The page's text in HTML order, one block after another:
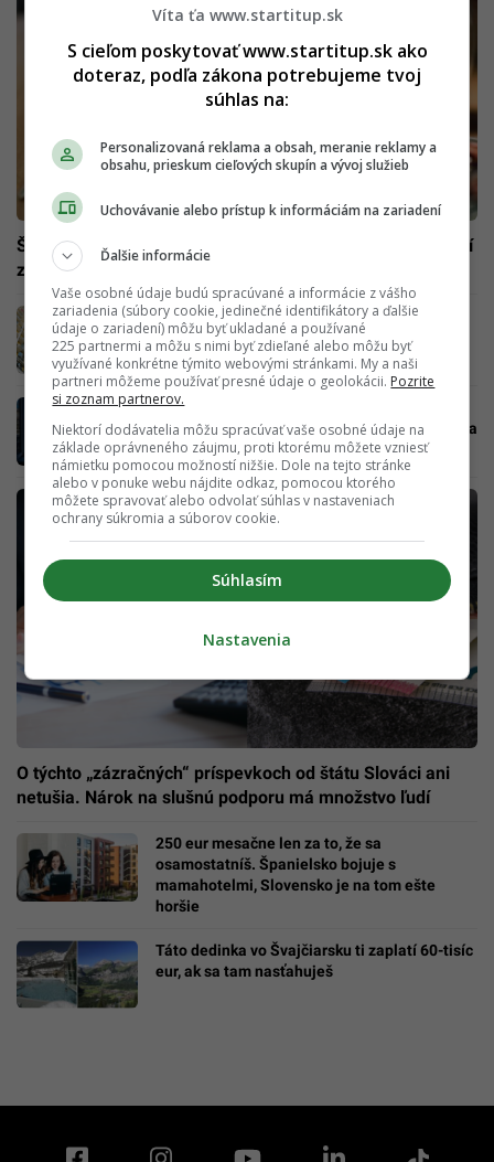
Štát ti prispeje na bývanie vyššou sumou. Od 15. júla platí
zmena v príspevkoch pre Slovákov
Tisícky Slovákov čaká zvýšenie dôležitého
príspevku. Na bývanie ti štát dá od tohto
dátumu viac
Slováci si môžu prilepšiť o desiatky eur.
Štátny príspevok na bývanie sa týka množstva
ľudí
O týchto „zázračných“ príspevkoch od štátu Slováci ani
netušia. Nárok na slušnú podporu má množstvo ľudí
250 eur mesačne len za to, že sa
osamostatníš. Španielsko bojuje s
mamahotelmi, Slovensko je na tom ešte
horšie
Táto dedinka vo Švajčiarsku ti zaplatí 60-tisíc
eur, ak sa tam nasťahuješ
Víta ťa www.startitup.sk
S cieľom poskytovať www.startitup.sk ako
doteraz, podľa zákona potrebujeme tvoj
súhlas na:
Personalizovaná reklama a obsah, meranie reklamy a
obsahu, prieskum cieľových skupín a vývoj služieb
Uchovávanie alebo prístup k informáciám na zariadení
Ďalšie informácie
Vaše osobné údaje budú spracúvané a informácie z vášho
zariadenia (súbory cookie, jedinečné identifikátory a ďalšie
údaje o zariadení) môžu byť ukladané a používané
225 partnermi a môžu s nimi byť zdieľané alebo môžu byť
využívané konkrétne týmito webovými stránkami. My a naši
partneri môžeme používať presné údaje o geolokácii. Pozrite
si zoznam partnerov.
Niektorí dodávatelia môžu spracúvať vaše osobné údaje na
základe oprávneného záujmu, proti ktorému môžete vzniesť
námietku pomocou možností nižšie. Dole na tejto stránke
alebo v ponuke webu nájdite odkaz, pomocou ktorého
môžete spravovať alebo odvolať súhlas v nastaveniach
ochrany súkromia a súborov cookie.
Súhlasím
Nastavenia